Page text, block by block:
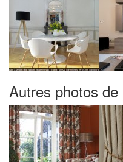
Autres photos de